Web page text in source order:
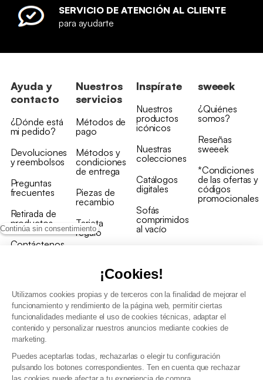
Continúa sin consentimiento
¡Cookies!
Utilizamos cookies propias y de terceros con la finalidad de mejorar el
funcionamiento y rendimiento de la página web, permitir ciertas
funcionalidades mediante el uso de cookies técnicas, adaptar el
contenido y personalizar nuestros anuncios mediante cookies de
marketing.
Puedes aceptarlas todas, rechazarlas o elegir tu configuración
pulsando los botones correspondientes. Ten en cuenta que rechazar
SERVICIO DE ATENCIÓN AL CLIENTE
para ayudarte
Ayuda y
contacto
¿Dónde está
mi pedido?
Devoluciones
y reembolsos
Preguntas
frecuentes
Retirada de
productos
Contáctenos
Nuestros
servicios
Métodos de
pago
Métodos y
condiciones
de entrega
Piezas de
recambio
Tarjeta
regalo
Inspírate
Nuestros
productos
icónicos
Nuestras
colecciones
Catálogos
digitales
Sofás
comprimidos
al vacío
sweeek
¿Quiénes
somos?
Reseñas
sweeek
*Condiciones
de las ofertas y
códigos
promocionales
Política de gestión de datos personales y cookies
Condiciones generales de Venta Profesional